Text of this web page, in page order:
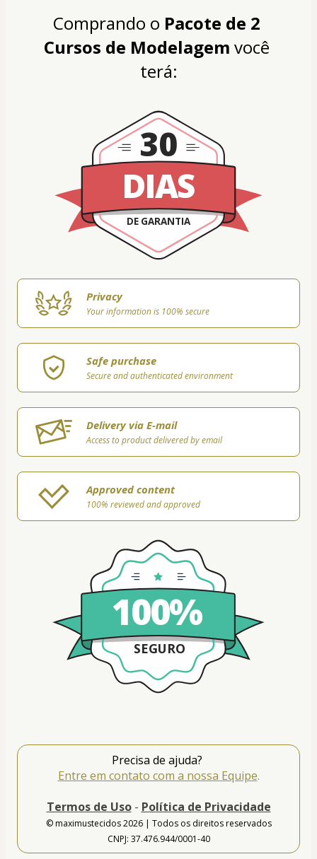
Comprando o Pacote de 2
Cursos de Modelagem você
terá:
DIAS
DE GARANTIA
30
Privacy
Your information is 100% secure
Safe purchase
Secure and authenticated environment
Delivery via E-mail
Access to product delivered by email
Approved content
100% reviewed and approved
100%
SEGURO
Precisa de ajuda?
Entre em contato com a nossa Equipe.
Termos de Uso - Política de Privacidade
© maximustecidos 2026 | Todos os direitos reservados
CNPJ: 37.476.944/0001-40